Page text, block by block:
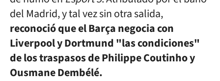
del Madrid, y tal vez sin otra salida,
reconoció que el Barça negocia con
Liverpool y Dortmund "las condiciones"
de los traspasos de Philippe Coutinho y
Ousmane Dembélé.